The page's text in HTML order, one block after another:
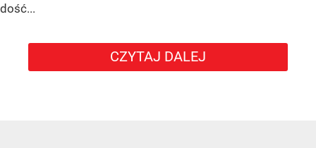
dość...
CZYTAJ DALEJ